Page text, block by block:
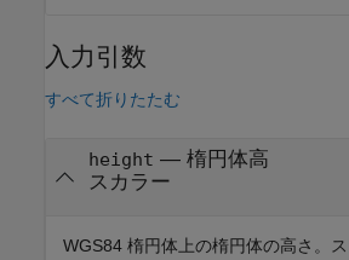
入力引数
すべて折りたたむ
height — 楕円体高
スカラー
WGS84 楕円体上の楕円体の高さ。